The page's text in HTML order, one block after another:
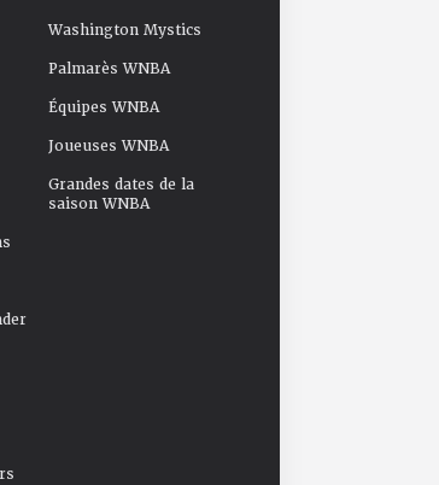
Washington Mystics
Palmarès WNBA
Équipes WNBA
Joueuses WNBA
Grandes dates de la
saison WNBA